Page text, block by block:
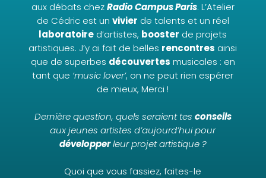
aux débats chezRadio Campus Paris. L’Atelier
de Cédric est un vivier de talents et un réel
laboratoire d’artistes, booster de projets
artistiques. J’y ai fait de belles rencontres ainsi
que de superbes découvertes musicales : en
tant que ‘music lover’, on ne peut rien espérer
de mieux, Merci !
Dernière question, quels seraient tes conseils
aux jeunes artistes d’aujourd’hui pour
développerleur projet artistique ?
Quoi que vous fassiez, faites-le